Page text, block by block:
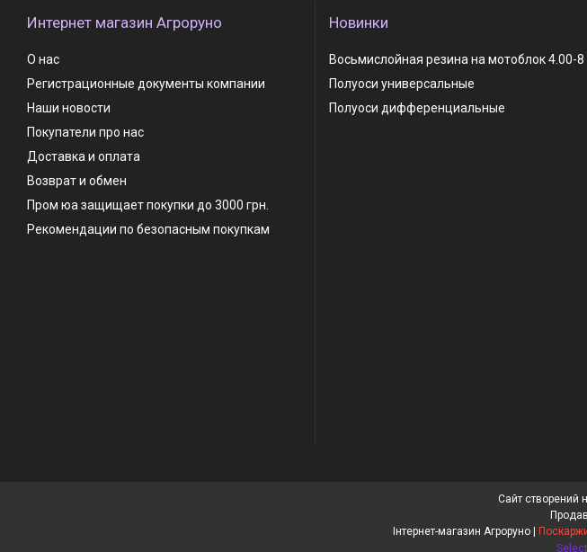
Интернет магазин Агроруно
О нас
Регистрационные документы компании
Наши новости
Покупатели про нас
Доставка и оплата
Возврат и обмен
Пром юа защищает покупки до 3000 грн.
Рекомендации по безопасным покупкам
Новинки
Восьмислойная резина на мотоблок 4.00-8
Полуоси универсальные
Полуоси дифференциальные
Сайт створений